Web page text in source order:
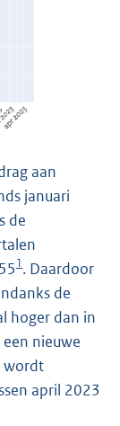
aan
januari
de
1. Daardoor
de
hoger dan in
nieuwe
wordt
april 2023